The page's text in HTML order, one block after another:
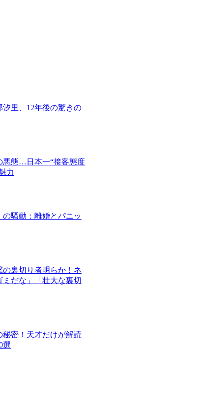
汐里、12年後の驚きの
悪態…日本一“接客態度
力
騒動：離婚とパニッ
の裏切り者明らか！ネ
だな」「壮大な裏切
秘密！天才だけが解読
選